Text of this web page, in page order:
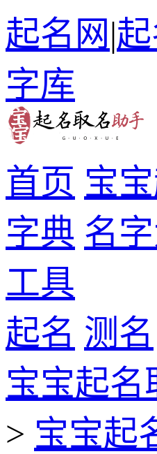
起名网|
字库
首页 宝
字典 名
工具
起名 测名
宝宝起名
> 宝宝起